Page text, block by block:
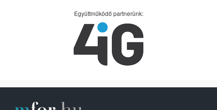
Együttműködő partnerünk: